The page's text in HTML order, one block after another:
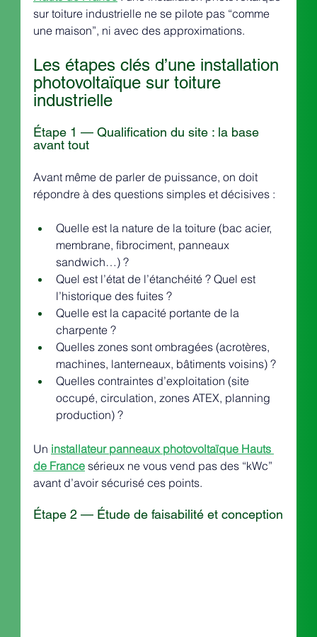
sur toiture industrielle ne se pilote pas “comme
une maison”, ni avec des approximations.
Les étapes clés d’une installation
photovoltaïque sur toiture
industrielle
Étape 1 — Qualification du site : la base
avant tout
Avant même de parler de puissance, on doit
répondre à des questions simples et décisives :
Quelle est la nature de la toiture (bac acier,
membrane, fibrociment, panneaux
sandwich…) ?
Quel est l’état de l’étanchéité ? Quel est
l’historique des fuites ?
Quelle est la capacité portante de la
charpente ?
Quelles zones sont ombragées (acrotères,
machines, lanterneaux, bâtiments voisins) ?
Quelles contraintes d’exploitation (site
occupé, circulation, zones ATEX, planning
production) ?
Un installateur panneaux photovoltaïque Hauts
de France sérieux ne vous vend pas des “kWc”
avant d’avoir sécurisé ces points.
Étape 2 — Étude de faisabilité et conception